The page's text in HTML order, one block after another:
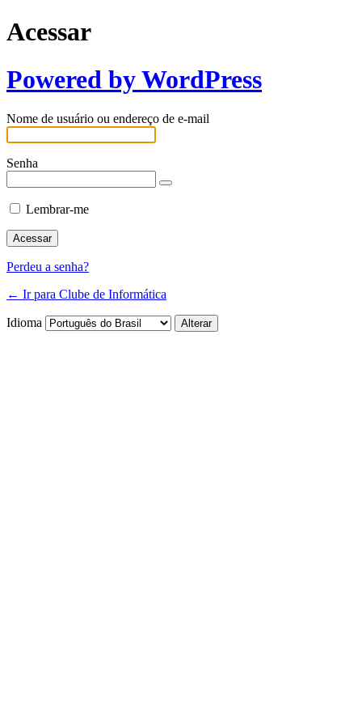
Acessar
Powered by WordPress
Nome de usuário ou endereço de e-mail
Senha
Lembrar-me
Perdeu a senha?
← Ir para Clube de Informática
Idioma